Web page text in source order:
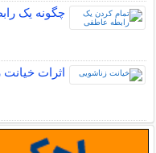
چگونه یک
اثرات خیانت